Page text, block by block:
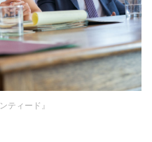
ティード』